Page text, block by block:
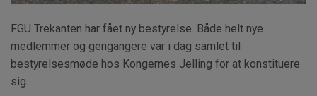
FGU Trekanten har fået ny bestyrelse. Både helt nye
medlemmer og gengangere var i dag samlet til
bestyrelsesmøde hos Kongernes Jelling for at konstituere
sig.